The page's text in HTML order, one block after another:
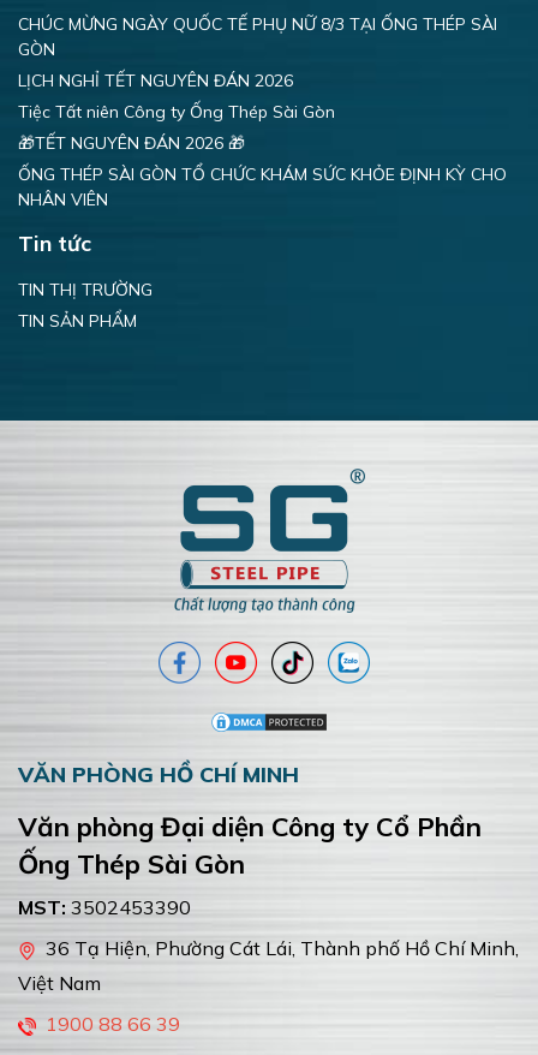
CHÚC MỪNG NGÀY QUỐC TẾ PHỤ NỮ 8/3 TẠI ỐNG THÉP SÀI
GÒN
LỊCH NGHỈ TẾT NGUYÊN ĐÁN 2026
Tiệc Tất niên Công ty Ống Thép Sài Gòn
🎁TẾT NGUYÊN ĐÁN 2026 🎁
ỐNG THÉP SÀI GÒN TỔ CHỨC KHÁM SỨC KHỎE ĐỊNH KỲ CHO
NHÂN VIÊN
Tin tức
TIN THỊ TRƯỜNG
TIN SẢN PHẨM
VĂN PHÒNG HỒ CHÍ MINH
Văn phòng Đại diện Công ty Cổ Phần
Ống Thép Sài Gòn
MST: 3502453390
36 Tạ Hiện, Phường Cát Lái, Thành phố Hồ Chí Minh,
Việt Nam
1900 88 66 39